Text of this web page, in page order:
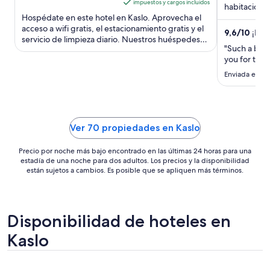
al
17
ago,
el
US$ 130
impuestos y cargos incluidos
Hospédate en este hotel en Kaslo. Aprovecha el
acceso a wifi gratis, el estacionamiento gratis y el
servicio de limpieza diario. Nuestros huéspedes
destacan ...
habitación.
como
9,6/10
"Such a
you for the
Enviada el 7
Ver 70 propiedades en Kaslo
Precio por noche más bajo encontrado en las últimas 24 horas para una
estadía de una noche para dos adultos. Los precios y la disponibilidad
están sujetos a cambios. Es posible que se apliquen más términos.
Disponibilidad de hoteles en
Kaslo